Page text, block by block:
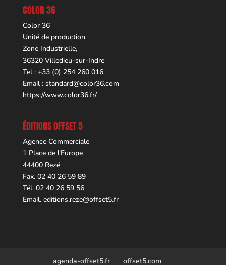
COLOR 36
Color 36
Unité de production
Zone Industrielle,
36320 Villedieu-sur-Indre
Tel : +33 (0) 254 260 016
Email : standard@color36.com
https://www.color36.fr/
ÉDITIONS OFFSET 5
Agence Commerciale
1 Place de l’Europe
44400 Rezé
Fax. 02 40 26 59 89
Tél. 02 40 26 59 56
Email. editions.reze@offset5.fr
agenda-offset5.fr offset5.com